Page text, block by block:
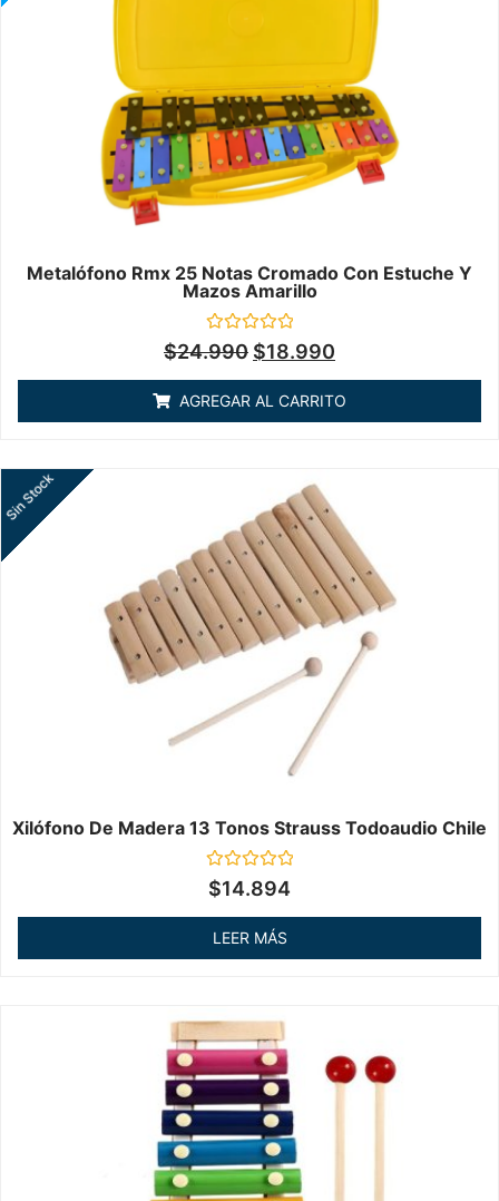
Metalófono Rmx 25 Notas Cromado Con Estuche Y
Mazos Amarillo
Valorado
en
de
5
$24.990 $18.990
AGREGAR AL CARRITO
Xilófono De Madera 13 Tonos Strauss Todoaudio Chile
Valorado
en
de
Sin Stock
$14.894
LEER MÁS